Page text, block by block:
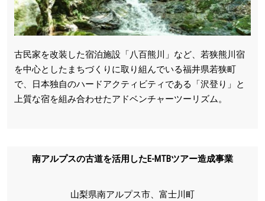
古民家を改装した宿泊施設「八百熊川」など、若狭熊川宿
を中心としたまちづくりに取り組んでいる福井県若狭町
で、日本独自のハードアクティビティである「沢登り」と
上質な宿を組み合わせたアドベンチャーツーリズム。
南アルプスの古道を活用したE-MTBツアー造成事業
山梨県南アルプス市、富士川町